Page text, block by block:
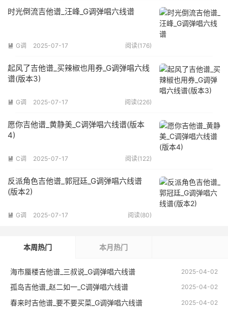
时光倒流吉他谱_汪峰_G调弹唱六线谱
 G调 2025-07-17 阅读(176)
起风了吉他谱_买辣椒也用券_G调弹唱六线
谱(版本3)
 G调 2025-07-17 阅读(226)
愿你吉他谱_黄静美_C调弹唱六线谱(版本
4)
 C调 2025-07-17 阅读(122)
反派角色吉他谱_郭冠廷_G调弹唱六线谱
(版本2)
 G调 2025-07-17 阅读(80)
本周热门 本月热门
2025-04-02
海市蜃楼吉他谱_三叔说_G调弹唱六线谱
2025-04-02
孤岛吉他谱_赵二如一_C调弹唱六线谱
2025-04-02
春来时吉他谱_要不要买菜_G调弹唱六线谱